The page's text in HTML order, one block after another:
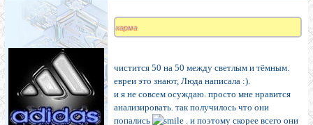
карма
чистится 50 на 50 между светлым и тёмным.
евреи это знают, Люда написала :).
и я не совсем осуждаю. просто мне нравится
анализировать. так получилось что они
попались
. и поэтому скорее всего они